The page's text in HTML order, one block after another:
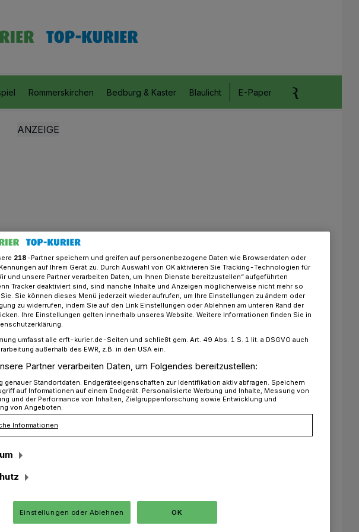
Rommerskirchen Bedburg & Kaster Blaulicht E-Paper Anzeigen aufgeben
Pech: zuerst Handy verloren dann festgenommen
verloren, dann
erkannten Angestellte eines
Straße einen Mann wieder,
mit Ladendiebstählen aufgefallen
ansprachen, flüchtete dieser überstürzt
218-Partner speichern und greifen auf personenbezogene Daten wie Browserdaten oder
auf Ihrem Gerät zu. Durch Auswahl von OK aktivieren Sie Tracking-Technologien für
und unsere Partner verarbeiten Daten, um Ihnen Dienste bereitzustellen“ aufgeführten
Tracker deaktiviert sind, sind manche Inhalte und Anzeigen möglicherweise nicht mehr so
Sie können dieses Menü jederzeit wieder aufrufen, um Ihre Einstellungen zu ändern oder
zu widerrufen, indem Sie auf den Link Einstellungen oder Ablehnen am unteren Rand der
Ihre Einstellungen gelten innerhalb unseres Website. Weitere Informationen finden Sie in
umfasst alle erft-kurier.de-Seiten und schließt gem. Art. 49 Abs. 1 S. 1 lit. a DSGVO auch
außerhalb des EWR, z.B. in den USA ein.
Partner verarbeiten Daten, um Folgendes bereitzustellen:
genauer Standortdaten. Endgeräteeigenschaften zur Identifikation aktiv abfragen. Speichern
auf Informationen auf einem Endgerät. Personalisierte Werbung und Inhalte, Messung von
und der Performance von Inhalten, Zielgruppenforschung sowie Entwicklung und
von Angeboten.
Informationen
Einstellungen oder Ablehnen OK